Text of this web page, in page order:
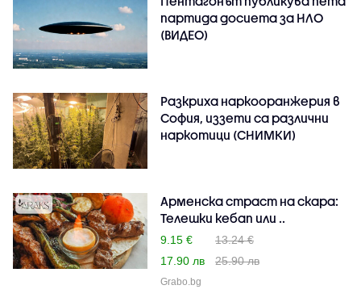
партида досиета за НЛО
(ВИДЕО)
Разкриха наркооранжерия в
София, иззети са различни
наркотици (СНИМКИ)
Арменска страст на скара:
Телешки кебап или ..
9.15 €
13.24 €
17.90 лв
25.90 лв
Grabo.bg